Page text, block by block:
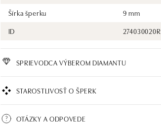
Šírka šperku
9 mm
ID
274030020R
SPRIEVODCA VÝBEROM DIAMANTU
STAROSTLIVOSŤ O ŠPERK
OTÁZKY A ODPOVEDE